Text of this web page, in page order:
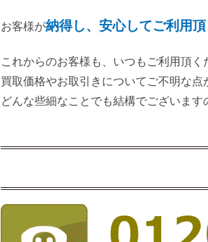
お客様が納得し、安心してご利用
これからのお客様も、いつもご利用頂く
買取価格やお取引きについてご不明な点
どんな些細なことでも結構でございます